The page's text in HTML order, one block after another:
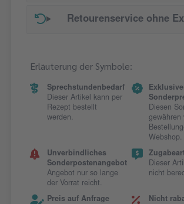
Retourenservice ohne
Erläuterung der Symbole:
Sprechstundenbedarf
Dieser Artikel kann per
Rezept bestellt
werden.
Diesen
gewähren
Webshop.
Unverbindliches
Sonderpostenangebot
Angebot nur so lange
der Vorrat reicht.
Dieser
nicht
Preis auf Anfrage
Nicht